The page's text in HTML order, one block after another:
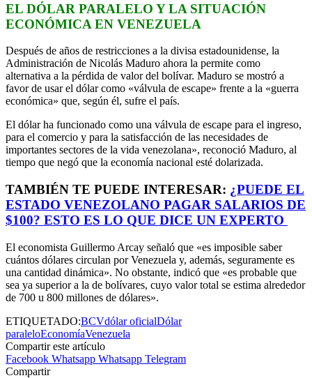
EL DÓLAR PARALELO Y LA SITUACIÓN
ECONÓMICA EN VENEZUELA
Después de años de restricciones a la divisa estadounidense, la
Administración de Nicolás Maduro ahora la permite como
alternativa a la pérdida de valor del bolívar. Maduro se mostró a
favor de usar el dólar como «válvula de escape» frente a la «guerra
económica» que, según él, sufre el país.
El dólar ha funcionado como una válvula de escape para el ingreso,
para el comercio y para la satisfacción de las necesidades de
importantes sectores de la vida venezolana», reconoció Maduro, al
tiempo que negó que la economía nacional esté dolarizada.
TAMBIÉN TE PUEDE INTERESAR: ¿PUEDE EL
ESTADO VENEZOLANO PAGAR SALARIOS DE
$100? ESTO ES LO QUE DICE UN EXPERTO
El economista Guillermo Arcay señaló que «es imposible saber
cuántos dólares circulan por Venezuela y, además, seguramente es
una cantidad dinámica». No obstante, indicó que «es probable que
sea ya superior a la de bolívares, cuyo valor total se estima alrededor
de 700 u 800 millones de dólares».
ETIQUETADO:BCVdólar oficialDólar
paraleloEconomíaVenezuela
Compartir este artículo
Facebook Whatsapp Whatsapp Telegram
Compartir